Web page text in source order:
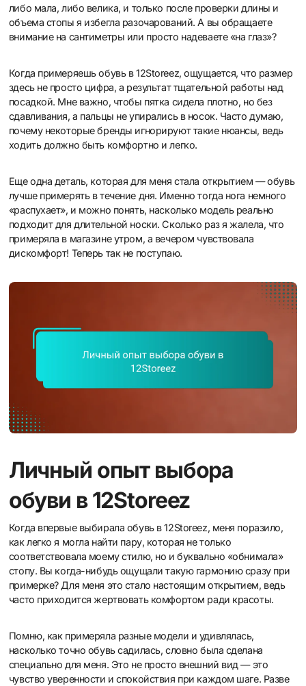
либо мала, либо велика, и только после проверки длины и
объема стопы я избегла разочарований. А вы обращаете
внимание на сантиметры или просто надеваете «на глаз»?
Когда примеряешь обувь в 12Storeez, ощущается, что размер
здесь не просто цифра, а результат тщательной работы над
посадкой. Мне важно, чтобы пятка сидела плотно, но без
сдавливания, а пальцы не упирались в носок. Часто думаю,
почему некоторые бренды игнорируют такие нюансы, ведь
ходить должно быть комфортно и легко.
Еще одна деталь, которая для меня стала открытием — обувь
лучше примерять в течение дня. Именно тогда нога немного
«распухает», и можно понять, насколько модель реально
подходит для длительной носки. Сколько раз я жалела, что
примеряла в магазине утром, а вечером чувствовала
дискомфорт! Теперь так не поступаю.
Личный опыт выбора
обуви в 12Storeez
Когда впервые выбирала обувь в 12Storeez, меня поразило,
как легко я могла найти пару, которая не только
соответствовала моему стилю, но и буквально «обнимала»
стопу. Вы когда-нибудь ощущали такую гармонию сразу при
примерке? Для меня это стало настоящим открытием, ведь
часто приходится жертвовать комфортом ради красоты.
Помню, как примеряла разные модели и удивлялась,
насколько точно обувь садилась, словно была сделана
специально для меня. Это не просто внешний вид — это
чувство уверенности и спокойствия при каждом шаге. Разве